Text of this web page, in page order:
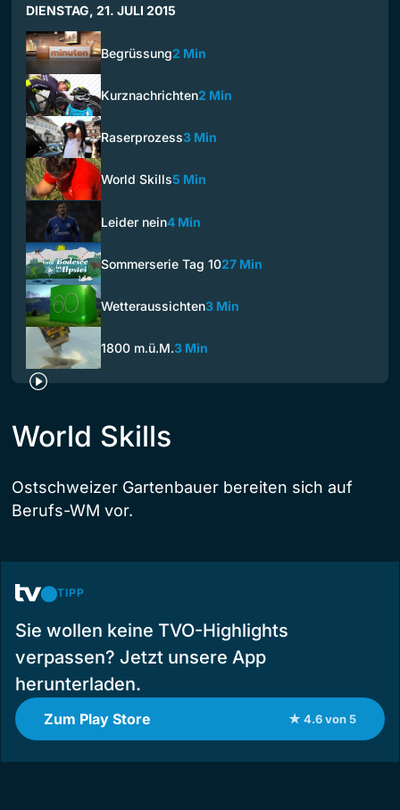
DIENSTAG, 21. JULI 2015
Begrüssung2 Min
Kurznachrichten2 Min
Raserprozess3 Min
World Skills5 Min
Leider nein4 Min
Sommerserie Tag 1027 Min
Wetteraussichten3 Min
1800 m.ü.M.3 Min
World Skills
Ostschweizer Gartenbauer bereiten sich auf
Berufs-WM vor.
TIPP
Sie wollen keine TVO-Highlights
verpassen? Jetzt unsere App
herunterladen.
Zum Play Store ★ 4.6 von 5